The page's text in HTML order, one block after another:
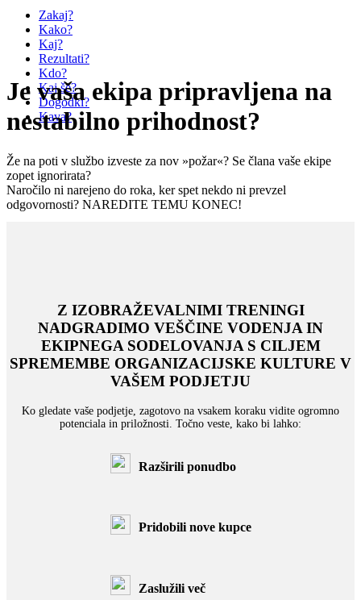
Zakaj?
Kako?
Kaj?
Rezultati?
Kdo?
Kaj še?
Dogodki?
Kava?
Je vaša ekipa pripravljena na
nestabilno prihodnost?
Že na poti v službo izveste za nov »požar«? Se člana vaše ekipe
zopet ignorirata?
Naročilo ni narejeno do roka, ker spet nekdo ni prevzel
odgovornosti? NAREDITE TEMU KONEC!
Z IZOBRAŽEVALNIMI TRENINGI
NADGRADIMO VEŠČINE VODENJA IN
EKIPNEGA SODELOVANJA S CILJEM
SPREMEMBE ORGANIZACIJSKE KULTURE V
VAŠEM PODJETJU
Ko gledate vaše podjetje, zagotovo na vsakem koraku vidite ogromno
potenciala in priložnosti. Točno veste, kako bi lahko:
Razširili ponudbo
Pridobili nove kupce
Zaslužili več